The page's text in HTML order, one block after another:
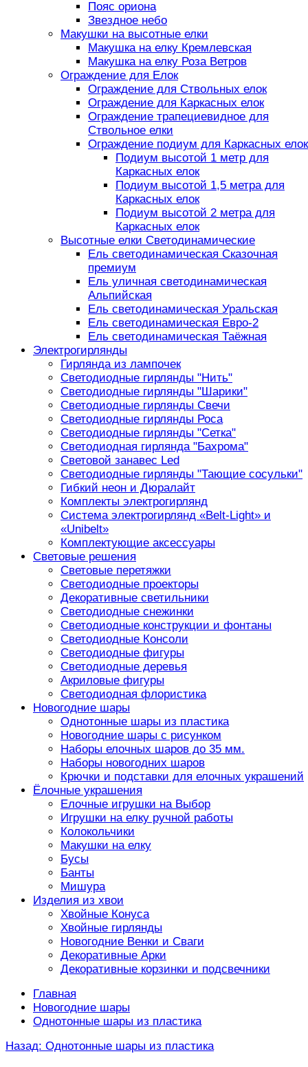
Пояс ориона
Звездное небо
Макушки на высотные елки
Макушка на елку Кремлевская
Макушка на елку Роза Ветров
Ограждение для Елок
Ограждение для Ствольных елок
Ограждение для Каркасных елок
Ограждение трапециевидное для
Ствольное елки
Ограждение подиум для Каркасных елок
Подиум высотой 1 метр для
Каркасных елок
Подиум высотой 1,5 метра для
Каркасных елок
Подиум высотой 2 метра для
Каркасных елок
Высотные елки Светодинамические
Ель светодинамическая Сказочная
премиум
Ель уличная светодинамическая
Альпийская
Ель светодинамическая Уральская
Ель светодинамическая Евро-2
Ель светодинамическая Таёжная
Электрогирлянды
Гирлянда из лампочек
Светодиодные гирлянды "Нить"
Светодиодные гирлянды "Шарики"
Светодиодные гирлянды Свечи
Светодиодные гирлянды Роса
Светодиодные гирлянды "Сетка"
Светодиодная гирлянда "Бахрома"
Световой занавес Led
Светодиодные гирлянды "Тающие сосульки"
Гибкий неон и Дюралайт
Комплекты электрогирлянд
Система электрогирлянд «Belt-Light» и
«Unibelt»
Комплектующие аксессуары
Световые решения
Световые перетяжки
Светодиодные проекторы
Декоративные светильники
Светодиодные снежинки
Светодиодные конструкции и фонтаны
Светодиодные Консоли
Светодиодные фигуры
Светодиодные деревья
Акриловые фигуры
Светодиодная флористика
Новогодние шары
Однотонные шары из пластика
Новогодние шары с рисунком
Наборы елочных шаров до 35 мм.
Наборы новогодних шаров
Крючки и подставки для елочных украшений
Ёлочные украшения
Елочные игрушки на Выбор
Игрушки на елку ручной работы
Колокольчики
Макушки на елку
Бусы
Банты
Мишура
Изделия из хвои
Хвойные Конуса
Хвойные гирлянды
Новогодние Венки и Сваги
Декоративные Арки
Декоративные корзинки и подсвечники
Главная
Новогодние шары
Однотонные шары из пластика
Назад: Однотонные шары из пластика